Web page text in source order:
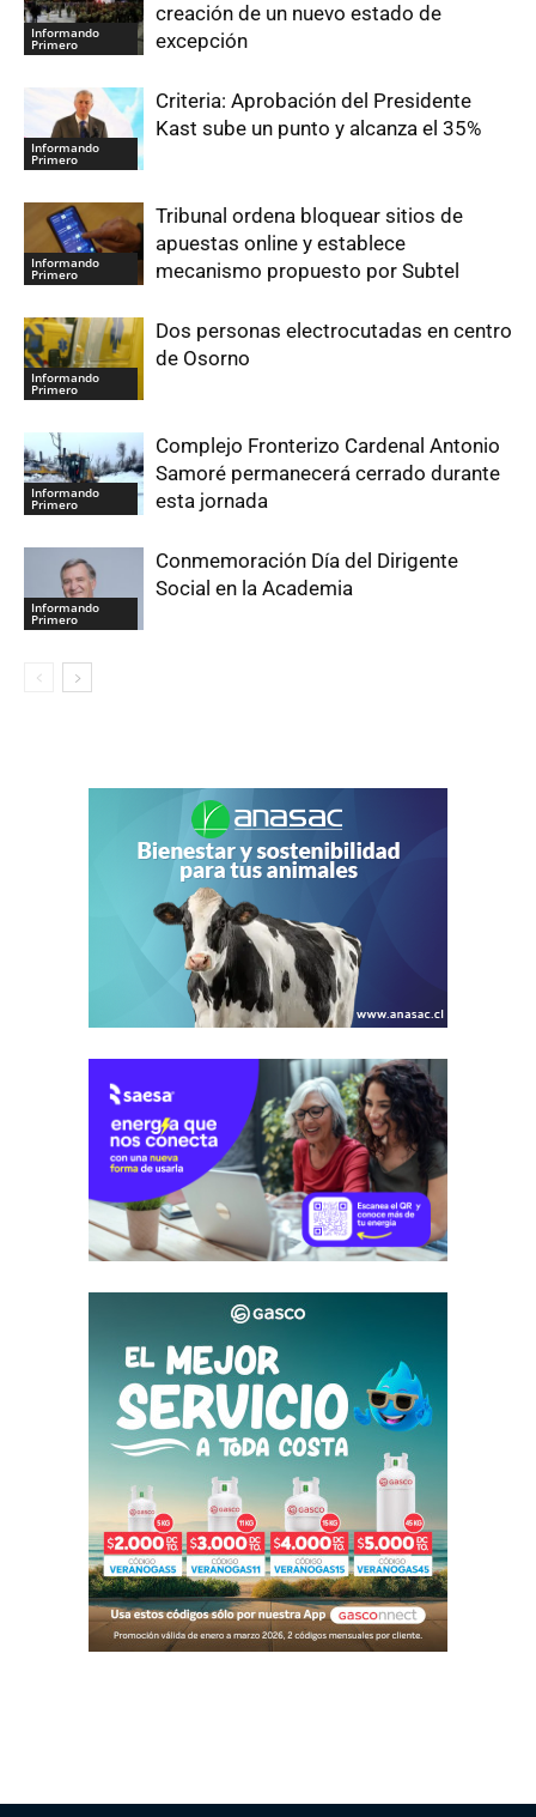
Informando
Primero
creación de un nuevo estado de
excepción
Informando
Primero
Criteria: Aprobación del Presidente
Kast sube un punto y alcanza el 35%
Informando
Primero
Tribunal ordena bloquear sitios de
apuestas online y establece
mecanismo propuesto por Subtel
Informando
Primero
Dos personas electrocutadas en centro
de Osorno
Informando
Primero
Complejo Fronterizo Cardenal Antonio
Samoré permanecerá cerrado durante
esta jornada
Informando
Primero
Conmemoración Día del Dirigente
Social en la Academia